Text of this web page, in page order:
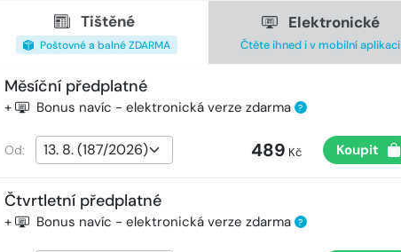
Tištěné
Poštovné a balné ZDARMA
Elektronické
Čtěte ihned i v mobilní aplikaci
Měsíční předplatné
+ Bonus navíc - elektronická verze zdarma ?
Od: 489 Kč Koupit
Čtvrtletní předplatné
+ Bonus navíc - elektronická verze zdarma ?